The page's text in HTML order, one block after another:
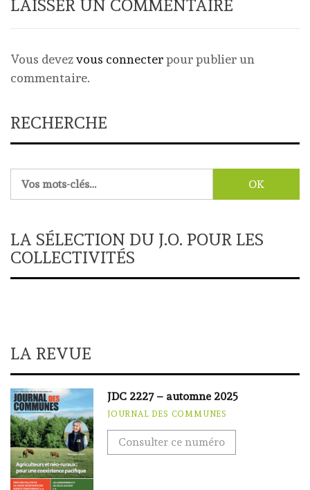
LAISSER UN COMMENTAIRE
Vous devezvous connecterpour publier un
commentaire.
RECHERCHE
LA SÉLECTION DU J.O. POUR LES
COLLECTIVITÉS
LA REVUE
JDC 2227 – automne 2025
JOURNAL DES COMMUNES
Consulter ce numéro